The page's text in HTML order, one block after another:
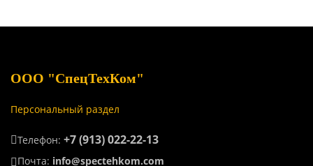
ООО "СпецТехКом"
Персональный раздел
Телефон: +7 (913) 022-22-13
Почта: info@spectehkom.com